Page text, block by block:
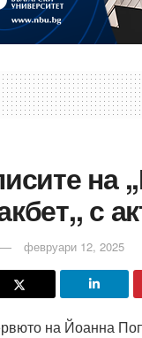
на
с
февруари 12, 2025
на Йоанна